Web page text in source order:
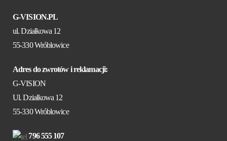
G-VISION.PL
ul. Działkowa 12
55-330 Wróblowice
Adres do zwrotów i reklamacji:
G-VISION
Ul. Działkowa 12
55-330 Wróblowice
796 555 107